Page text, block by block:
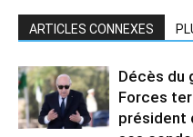
ARTICLES CONNEXES
Décès du
Forces
président